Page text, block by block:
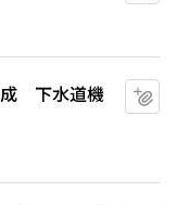
成 下水道機